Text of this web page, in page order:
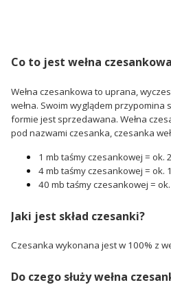
Co to jest wełna
Wełna czesankowa to uprana,
wełna. Swoim wyglądem przypomina
formie jest sprzedawana. Wełna
pod nazwami czesanka, czesanka
1 mb taśmy czesankowej = ok.
4 mb taśmy czesankowej = ok.
40 mb taśmy czesankowej =
Jaki jest skład czesanki?
Czesanka wykonana jest w 100% z
Do czego służy wełna